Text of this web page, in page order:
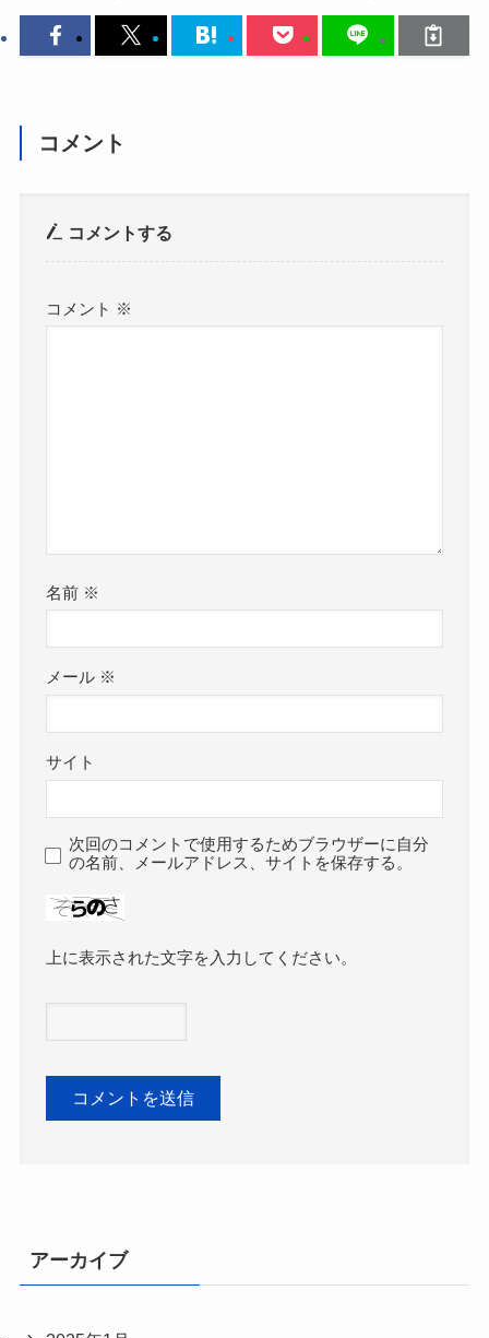
コメント
コメントする
コメント ※
名前 ※
メール ※
サイト
次回のコメントで使用するためブラウザーに自分
の名前、メールアドレス、サイトを保存する。
上に表示された文字を入力してください。
アーカイブ